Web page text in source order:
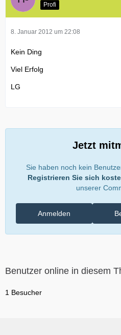
Profi
8. Januar 2012 um 22:08
Kein Ding
Viel Erfolg
LG
Jetzt
Sie haben noch kein
Registrieren Sie sich
unserer
Anmelden
Benutzer online in diesem
1 Besucher